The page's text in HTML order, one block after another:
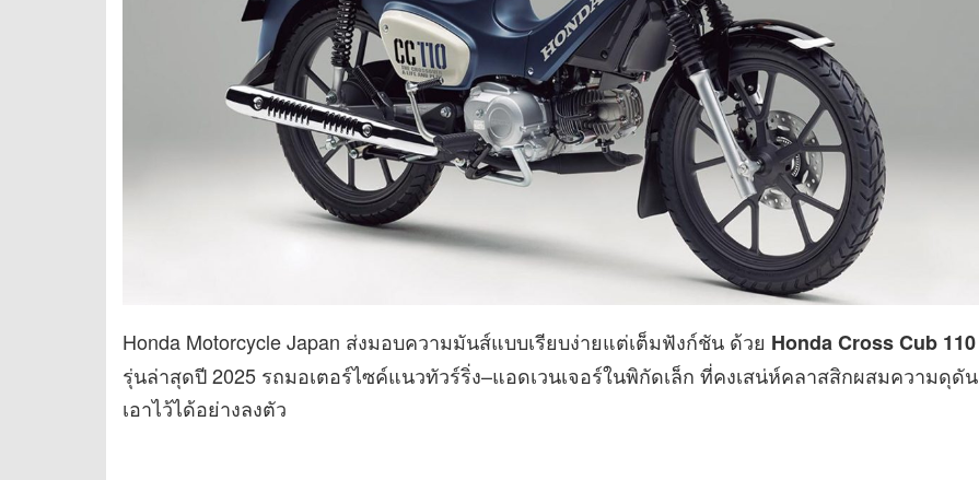
Honda Motorcycle Japan ส่งมอบความมันส์แบบเรียบง่ายแต่เต็มฟังก์ชัน ด้วย Honda Cross Cub 110
รุ่นล่าสุดปี 2025 รถมอเตอร์ไซค์แนวทัวร์ริ่ง–แอดเวนเจอร์ในพิกัดเล็ก ที่คงเสน่ห์คลาสสิกผสมความดุดัน
เอาไว้ได้อย่างลงตัว